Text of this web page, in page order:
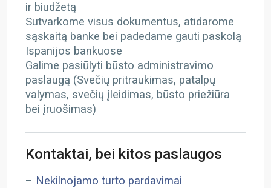
ir biudžetą
Sutvarkome visus dokumentus, atidarome
sąskaitą banke bei padedame gauti paskolą
Ispanijos bankuose
Galime pasiūlyti būsto administravimo
paslaugą (Svečių pritraukimas, patalpų
valymas, svečių įleidimas, būsto priežiūra
bei įruošimas)
Kontaktai, bei kitos paslaugos
– Nekilnojamo turto pardavimai